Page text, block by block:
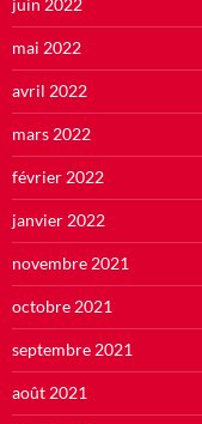
juin 2022
mai 2022
avril 2022
mars 2022
février 2022
janvier 2022
novembre 2021
octobre 2021
septembre 2021
août 2021